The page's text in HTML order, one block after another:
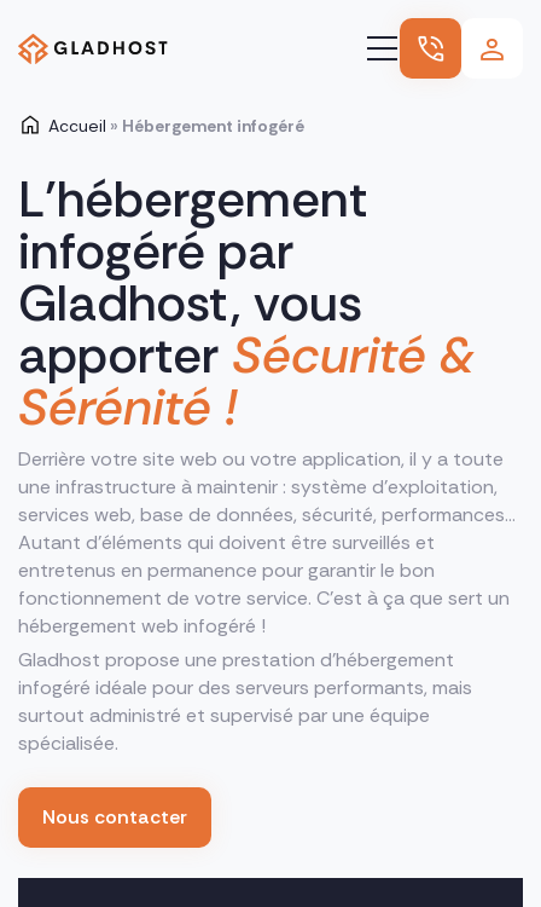
Hébergement
Nos autres offres
Nos références
Nous connaître
Blog
Accueil » Hébergement infogéré
L’hébergement
infogéré par
Gladhost, vous
apporter Sécurité &
Sérénité !
Derrière votre site web ou votre application, il y a toute
une infrastructure à maintenir : système d’exploitation,
services web, base de données, sécurité, performances…
Autant d’éléments qui doivent être surveillés et
entretenus en permanence pour garantir le bon
fonctionnement de votre service. C’est à ça que sert un
hébergement web infogéré !
Gladhost propose une prestation d’hébergement
infogéré idéale pour des serveurs performants, mais
surtout administré et supervisé par une équipe
spécialisée.
Nous contacter